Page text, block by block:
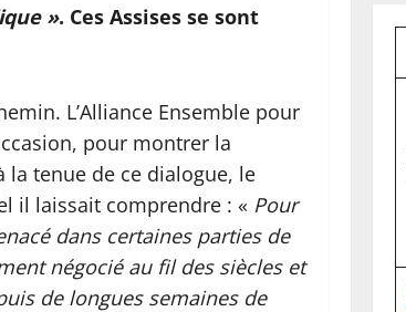
». Ces Assises se sont
L’Alliance Ensemble pour
pour montrer la
la tenue de ce dialogue, le
il laissait comprendre : « Pour
dans certaines parties de
négocié au fil des siècles et
de longues semaines de